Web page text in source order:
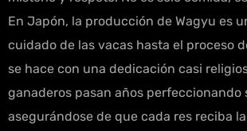
En Japón, la producción de Wagyu es
cuidado de las vacas hasta el proceso
se hace con una dedicación casi
ganaderos pasan años perfeccionando
asegurándose de que cada res reciba